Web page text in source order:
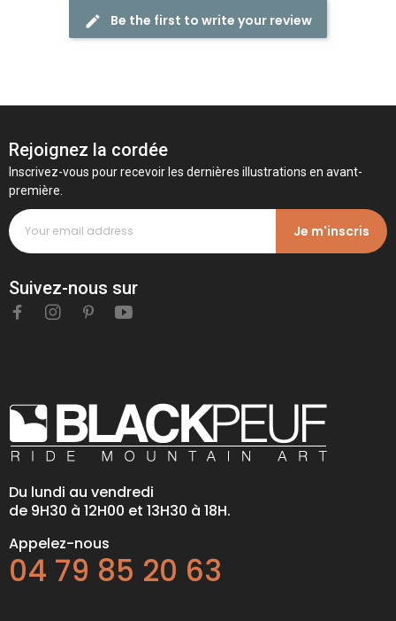
Be the first to write your review
Rejoignez la cordée
Inscrivez-vous pour recevoir les dernières illustrations en avant-
première.
Je m'inscris
Suivez-nous sur
Du lundi au vendredi
de 9H30 à 12H00 et 13H30 à 18H.
Appelez-nous
04 79 85 20 63